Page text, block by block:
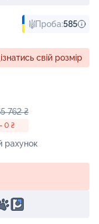
Проба:585
свій розмір
762 ₴
- 0 ₴
рахунок